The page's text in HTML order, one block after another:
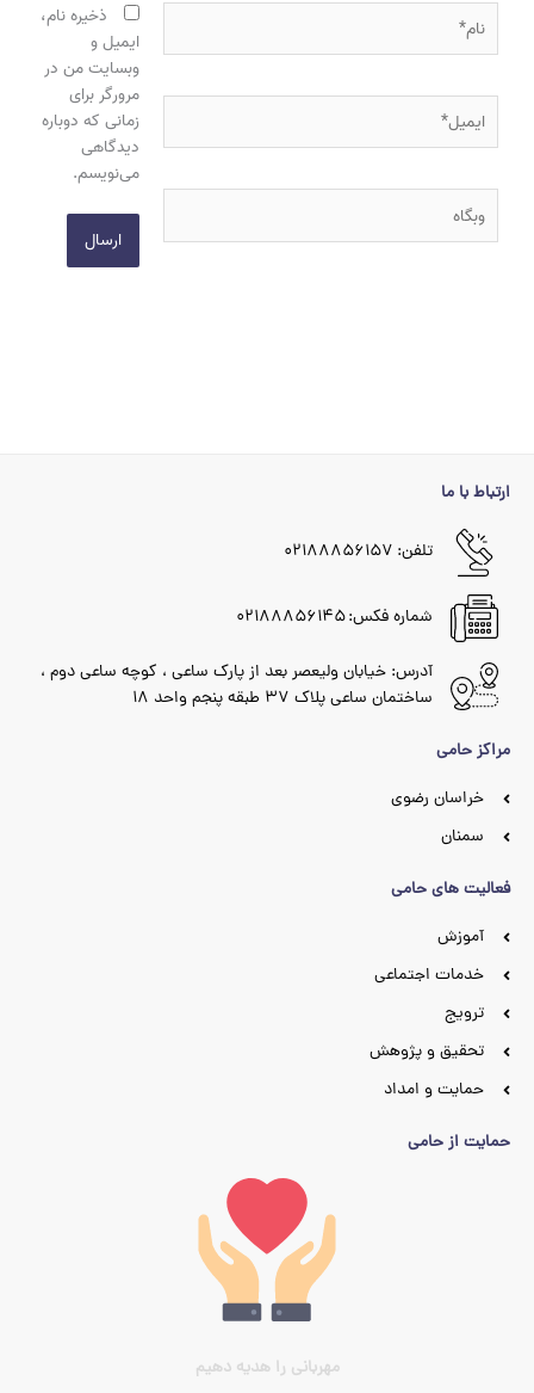
ذخیره نام،
ایمیل و
وبسایت من در
مرورگر برای
زمانی که دوباره
دیدگاهی
می‌نویسم.
ارتباط با ما
تلفن: ۰۲۱۸۸۸۵۶۱۵۷
شماره فکس: ۰۲۱۸۸۸۵۶۱۴۵
آدرس: خیابان ولیعصر بعد از پارک ساعی ، کوچه ساعی دوم ،
ساختمان ساعی پلاک ۳۷ طبقه پنجم واحد ۱۸
مراکز حامی
خراسان رضوی
سمنان
فعالیت های حامی
آموزش
خدمات اجتماعی
ترویج
تحقیق و پژوهش
حمایت و امداد
حمایت از حامی
مهربانی را هدیه دهیم